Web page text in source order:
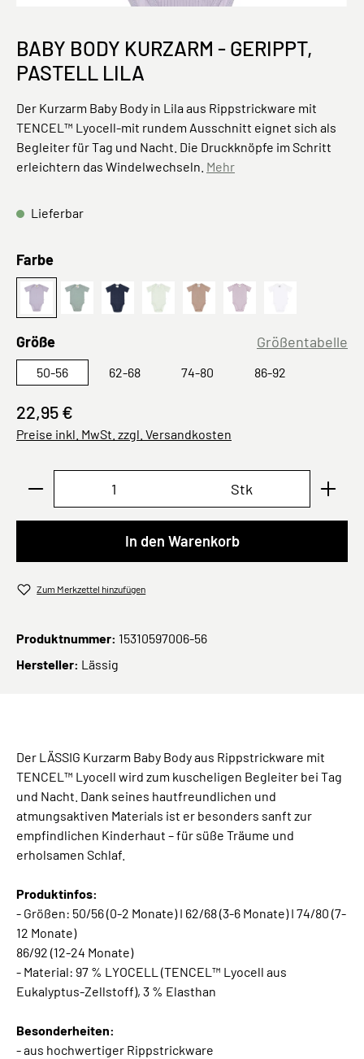
BABY BODY KURZARM - GERIPPT,
PASTELL LILA
Der Kurzarm Baby Body in Lila aus Rippstrickware mit
TENCEL™ Lyocell-mit rundem Ausschnitt eignet sich als
Begleiter für Tag und Nacht. Die Druckknöpfe im Schritt
erleichtern das Windelwechseln. Mehr
Lieferbar
Farbeauswählen
pastel lilac Blau Mint HellbraunLila
Größeauswählen Größentabelle
50-56 62-68 74-80 86-92
22,95 €
Preise inkl. MwSt. zzgl. Versandkosten
Produkt Anzahl: Gib den gewünschten
Stk
In den Warenkorb
Zum Merkzettel hinzufügen
Produktnummer: 15310597006-56
Hersteller: Lässig
Der LÄSSIG Kurzarm Baby Body aus Rippstrickware mit
TENCEL™ Lyocell wird zum kuscheligen Begleiter bei Tag
und Nacht. Dank seines hautfreundlichen und
atmungsaktiven Materials ist er besonders sanft zur
empfindlichen Kinderhaut – für süße Träume und
erholsamen Schlaf.
Produktinfos:
- Größen: 50/56 (0-2 Monate) I 62/68 (3-6 Monate) I 74/80 (7-
12 Monate)
86/92 (12-24 Monate)
- Material: 97 % LYOCELL (TENCEL™ Lyocell aus
Eukalyptus-Zellstoff), 3 % Elasthan
Besonderheiten:
- aus hochwertiger Rippstrickware